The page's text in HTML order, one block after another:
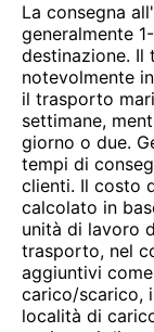
La consegna
generalmente
destinazione. Il
notevolmente
il trasporto
settimane,
giorno o due.
tempi di
clienti. Il costo
calcolato in
unità di lavoro
trasporto, nel
aggiuntivi
carico/scarico,
località di